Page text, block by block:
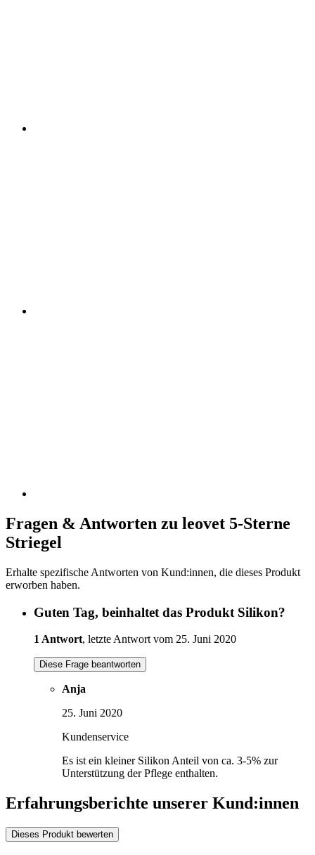
Fragen & Antworten zu leovet 5-Sterne
Striegel
Erhalte spezifische Antworten von Kund:innen, die dieses Produkt
erworben haben.
Guten Tag, beinhaltet das Produkt Silikon?
1 Antwort, letzte Antwort vom 25. Juni 2020
Diese Frage beantworten
Anja
25. Juni 2020
Kundenservice
Es ist ein kleiner Silikon Anteil von ca. 3-5% zur
Unterstützung der Pflege enthalten.
Erfahrungsberichte unserer Kund:innen
Dieses Produkt bewerten